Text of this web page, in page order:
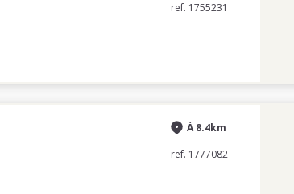
ref. 1755231
À 8.4km
ref. 1777082